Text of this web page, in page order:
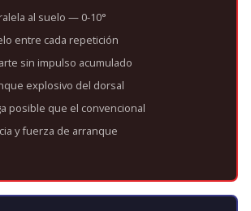
al suelo — 0-10°
entre cada repetición
sin impulso acumulado
explosivo del dorsal
posible que el convencional
y fuerza de arranque